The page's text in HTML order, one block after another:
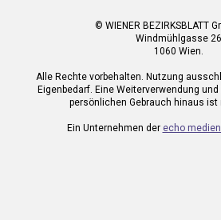
© WIENER BEZIRKSBLATT
Windmühlgasse 26
1060 Wien.
Alle Rechte vorbehalten. Nutzung
Eigenbedarf. Eine Weiterverwendung
persönlichen Gebrauch hinaus
Ein Unternehmen der echo